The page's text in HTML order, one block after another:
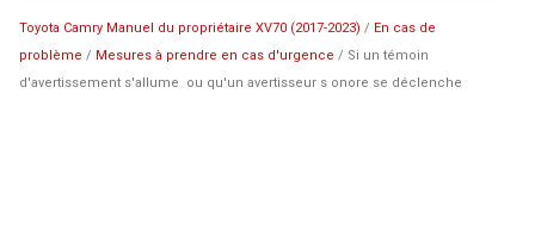
Toyota Camry Manuel du propriétaire XV70 (2017-2023) / En cas de
problème / Mesures à prendre en cas d'urgence / Si un témoin
d'avertissement s'allume ou qu'un avertisseur s onore se déclenche